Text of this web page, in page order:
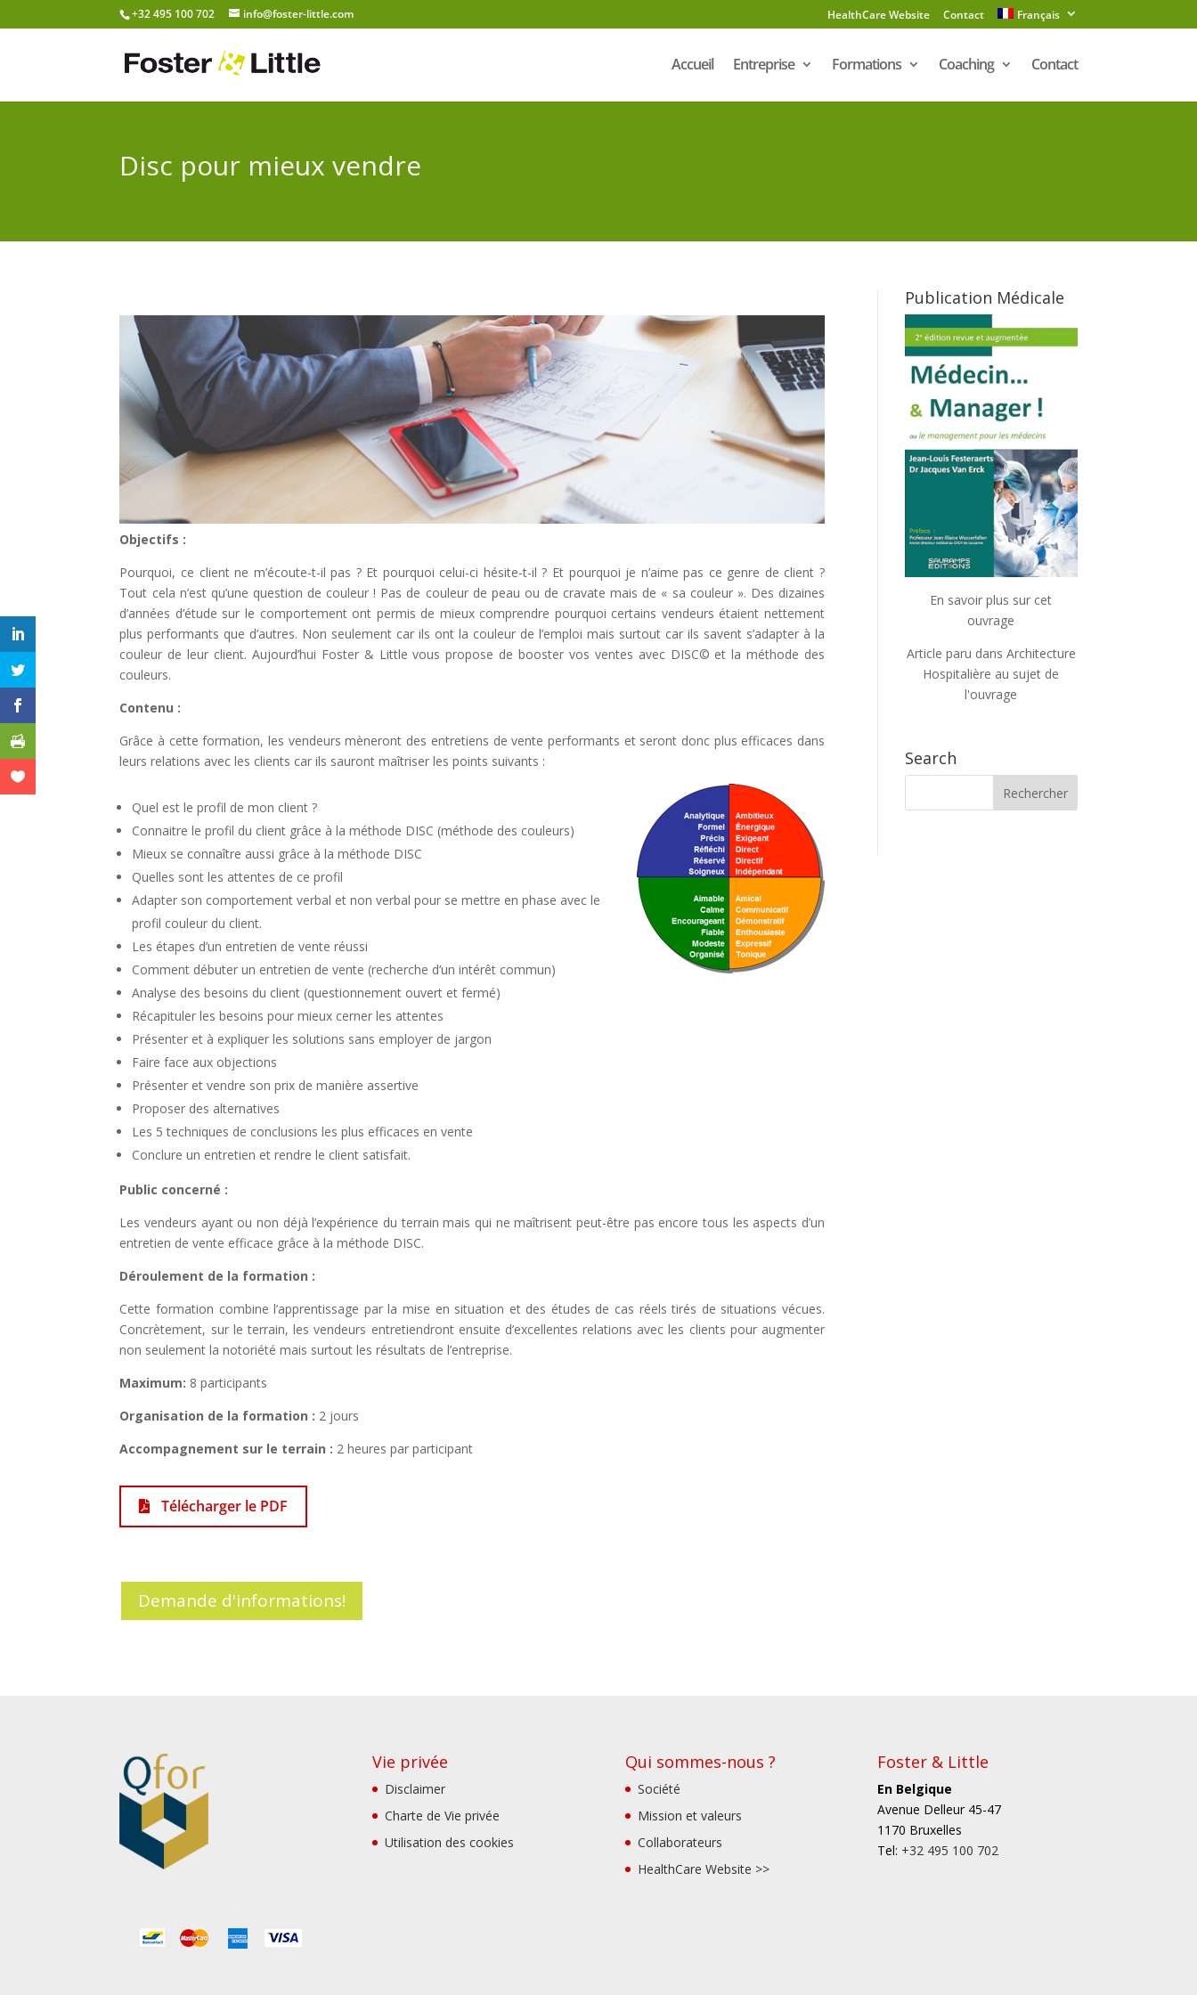
+32 495 100 702 info@foster-little.com HealthCare Website Contact Français
Accueil Entreprise Formations Coaching Contact
Disc pour mieux vendre
Objectifs :
Pourquoi, ce client ne m’écoute-t-il pas ? Et pourquoi celui-ci hésite-t-il ? Et pourquoi je n’aime pas ce genre de client ?
Tout cela n’est qu’une question de couleur ! Pas de couleur de peau ou de cravate mais de « sa couleur ». Des dizaines
d’années d’étude sur le comportement ont permis de mieux comprendre pourquoi certains vendeurs étaient nettement
plus performants que d’autres. Non seulement car ils ont la couleur de l’emploi mais surtout car ils savent s’adapter à la
couleur de leur client. Aujourd’hui Foster & Little vous propose de booster vos ventes avec DISC© et la méthode des
couleurs.
Contenu :
Grâce à cette formation, les vendeurs mèneront des entretiens de vente performants et seront donc plus efficaces dans
leurs relations avec les clients car ils sauront maîtriser les points suivants :
Quel est le profil de mon client ?
Connaitre le profil du client grâce à la méthode DISC (méthode des couleurs)
Mieux se connaître aussi grâce à la méthode DISC
Quelles sont les attentes de ce profil
Adapter son comportement verbal et non verbal pour se mettre en phase avec le
profil couleur du client.
Les étapes d’un entretien de vente réussi
Comment débuter un entretien de vente (recherche d’un intérêt commun)
Analyse des besoins du client (questionnement ouvert et fermé)
Récapituler les besoins pour mieux cerner les attentes
Présenter et à expliquer les solutions sans employer de jargon
Faire face aux objections
Présenter et vendre son prix de manière assertive
Proposer des alternatives
Les 5 techniques de conclusions les plus efficaces en vente
Conclure un entretien et rendre le client satisfait.
Public concerné :
Les vendeurs ayant ou non déjà l’expérience du terrain mais qui ne maîtrisent peut-être pas encore tous les aspects d’un
entretien de vente efficace grâce à la méthode DISC.
Déroulement de la formation :
Cette formation combine l’apprentissage par la mise en situation et des études de cas réels tirés de situations vécues.
Concrètement, sur le terrain, les vendeurs entretiendront ensuite d’excellentes relations avec les clients pour augmenter
non seulement la notoriété mais surtout les résultats de l’entreprise.
Maximum: 8 participants
Organisation de la formation : 2 jours
Accompagnement sur le terrain : 2 heures par participant
Télécharger le PDF
Demande d'informations!
Publication Médicale
En savoir plus sur cet
ouvrage
Article paru dans Architecture
Hospitalière au sujet de
l'ouvrage
Search
Vie privée
Disclaimer
Charte de Vie privée
Utilisation des cookies
Qui sommes-nous ?
Société
Mission et valeurs
Collaborateurs
HealthCare Website >>
Foster & Little
En Belgique
Avenue Delleur 45-47
1170 Bruxelles
Tel: +32 495 100 702